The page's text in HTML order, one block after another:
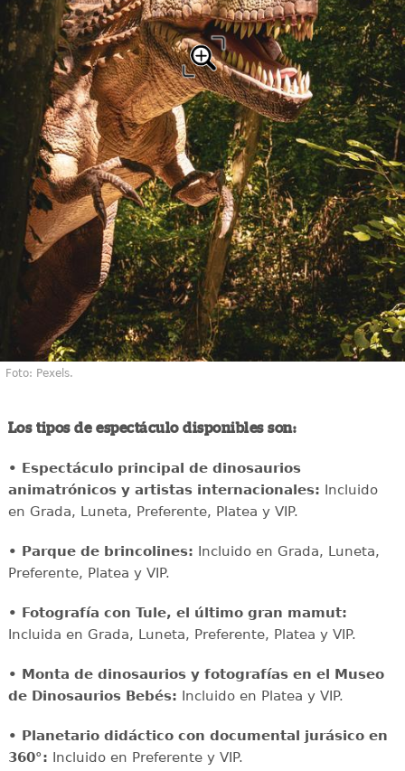
Foto: Pexels.
Los tipos de espectáculo disponibles son:
• Espectáculo principal de dinosaurios
animatrónicos y artistas internacionales: Incluido
en Grada, Luneta, Preferente, Platea y VIP.
• Parque de brincolines: Incluido en Grada, Luneta,
Preferente, Platea y VIP.
• Fotografía con Tule, el último gran mamut:
Incluida en Grada, Luneta, Preferente, Platea y VIP.
• Monta de dinosaurios y fotografías en el Museo
de Dinosaurios Bebés: Incluido en Platea y VIP.
• Planetario didáctico con documental jurásico en
360°: Incluido en Preferente y VIP.